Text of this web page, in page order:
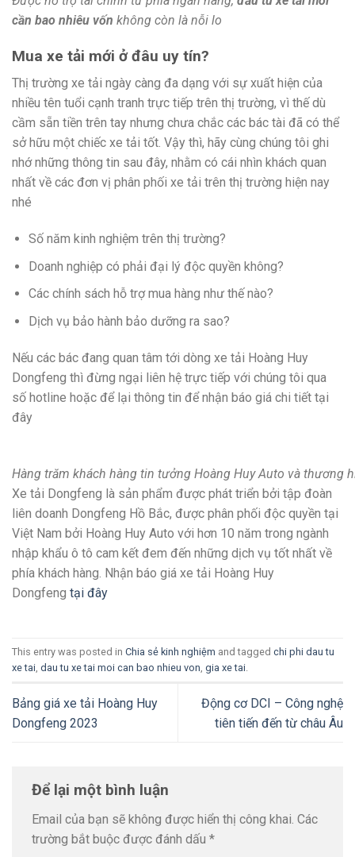
cần bao nhiêu vốn không còn là nỗi lo
Mua xe tải mới ở đâu uy tín?
Thị trường xe tải ngày càng đa dạng với sự xuất hiện của
nhiều tên tuổi cạnh tranh trực tiếp trên thị trường, vì thế dù
cầm sẵn tiền trên tay nhưng chưa chắc các bác tài đã có thể
sở hữu một chiếc xe tải tốt. Vậy thì, hãy cùng chúng tôi ghi
nhớ những thông tin sau đây, nhằm có cái nhìn khách quan
nhất về các đơn vị phân phối xe tải trên thị trường hiện nay
nhé
Số năm kinh nghiệm trên thị trường?
Doanh nghiệp có phải đại lý độc quyền không?
Các chính sách hỗ trợ mua hàng như thế nào?
Dịch vụ bảo hành bảo dưỡng ra sao?
Nếu các bác đang quan tâm tới dòng xe tải Hoàng Huy
Dongfeng thì đừng ngại liên hệ trực tiếp với chúng tôi qua
số hotline hoặc để lại thông tin để nhận báo giá chi tiết tại
đây
Hàng trăm khách hàng tin tưởng Hoàng Huy Auto và thương
Xe tải Dongfeng là sản phẩm được phát triển bởi tập đoàn
liên doanh Dongfeng Hồ Bắc, được phân phối độc quyền tại
Việt Nam bởi Hoàng Huy Auto với hơn 10 năm trong ngành
nhập khẩu ô tô cam kết đem đến những dịch vụ tốt nhất về
phía khách hàng. Nhận báo giá xe tải Hoàng Huy
Dongfeng tại đây
This entry was posted in Chia sẻ kinh nghiệm and tagged chi phi dau tu
xe tai dau tu xe tai moi can bao nhieu von gia xe tai
Bảng giá xe tải Hoàng Huy
Dongfeng 2023
Động cơ DCI – Công nghệ
tiên tiến đến từ châu Âu
Để lại một bình luận
Email của bạn sẽ không được hiển thị công khai. Các
trường bắt buộc được đánh dấu *